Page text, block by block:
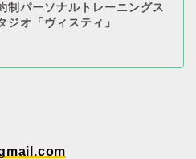
制パーソナルトレーニングス
ジオ「ヴィスティ」